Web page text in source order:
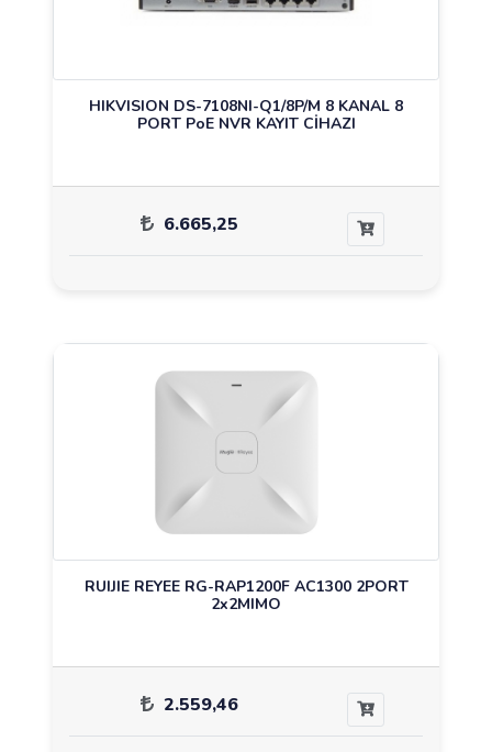
HIKVISION DS-7108NI-Q1/8P/M 8 KANAL 8
PORT PoE NVR KAYIT CİHAZI
6.665,25
RUIJIE REYEE RG-RAP1200F AC1300 2PORT
2x2MIMO
2.559,46